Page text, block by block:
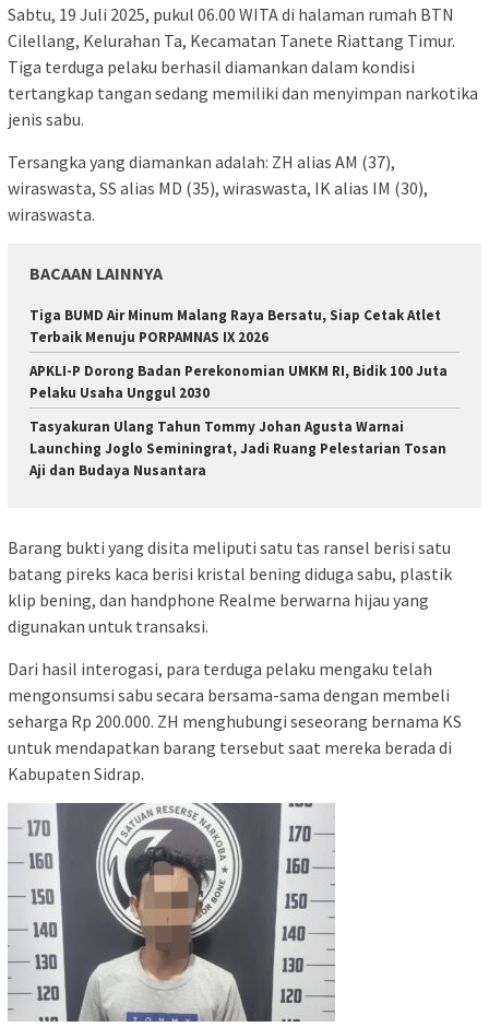
Sabtu, 19 Juli 2025, pukul 06.00 WITA di halaman rumah BTN
Cilellang, Kelurahan Ta, Kecamatan Tanete Riattang Timur.
Tiga terduga pelaku berhasil diamankan dalam kondisi
tertangkap tangan sedang memiliki dan menyimpan narkotika
jenis sabu.
Tersangka yang diamankan adalah: ZH alias AM (37),
wiraswasta, SS alias MD (35), wiraswasta, IK alias IM (30),
wiraswasta.
BACAAN LAINNYA
Tiga BUMD Air Minum Malang Raya Bersatu, Siap Cetak Atlet
Terbaik Menuju PORPAMNAS IX 2026
APKLI-P Dorong Badan Perekonomian UMKM RI, Bidik 100 Juta
Pelaku Usaha Unggul 2030
Tasyakuran Ulang Tahun Tommy Johan Agusta Warnai
Launching Joglo Seminingrat, Jadi Ruang Pelestarian Tosan
Aji dan Budaya Nusantara
Barang bukti yang disita meliputi satu tas ransel berisi satu
batang pireks kaca berisi kristal bening diduga sabu, plastik
klip bening, dan handphone Realme berwarna hijau yang
digunakan untuk transaksi.
Dari hasil interogasi, para terduga pelaku mengaku telah
mengonsumsi sabu secara bersama-sama dengan membeli
seharga Rp 200.000. ZH menghubungi seseorang bernama KS
untuk mendapatkan barang tersebut saat mereka berada di
Kabupaten Sidrap.